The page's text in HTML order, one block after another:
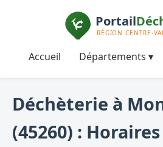
Accueil Départements ▾
Déchèterie à
(45260) :